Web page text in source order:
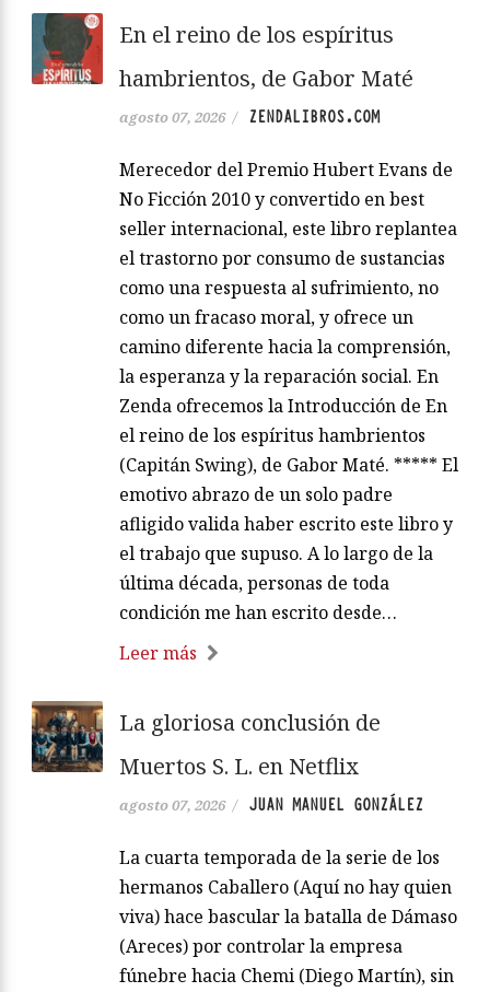
En el reino de los espíritus
hambrientos, de Gabor Maté
agosto 07, 2026 / ZENDALIBROS.COM
Merecedor del Premio Hubert Evans de
No Ficción 2010 y convertido en best
seller internacional, este libro replantea
el trastorno por consumo de sustancias
como una respuesta al sufrimiento, no
como un fracaso moral, y ofrece un
camino diferente hacia la comprensión,
la esperanza y la reparación social. En
Zenda ofrecemos la Introducción de En
el reino de los espíritus hambrientos
(Capitán Swing), de Gabor Maté. ***** El
emotivo abrazo de un solo padre
afligido valida haber escrito este libro y
el trabajo que supuso. A lo largo de la
última década, personas de toda
condición me han escrito desde…
Leer más
La gloriosa conclusión de
Muertos S. L. en Netflix
agosto 07, 2026 / JUAN MANUEL GONZÁLEZ
La cuarta temporada de la serie de los
hermanos Caballero (Aquí no hay quien
viva) hace bascular la batalla de Dámaso
(Areces) por controlar la empresa
fúnebre hacia Chemi (Diego Martín), sin